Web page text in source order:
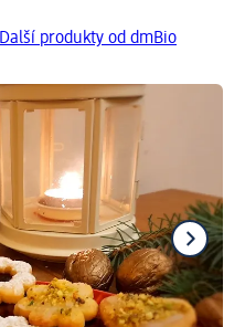
Další produkty od dmBio